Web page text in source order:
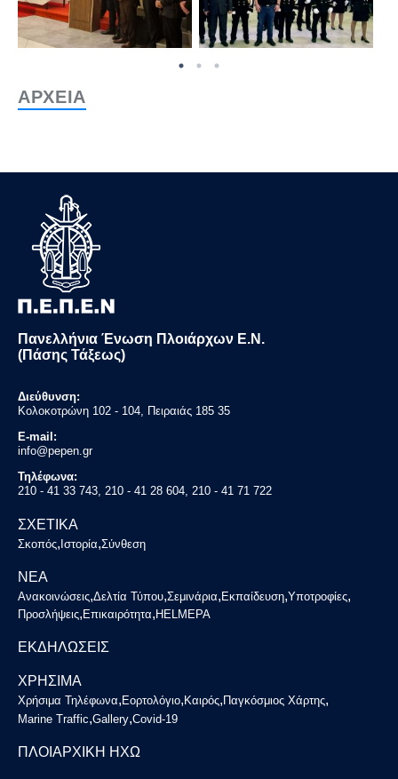
ΑΡΧΕΙΑ
Πανελλήνια Ένωση Πλοιάρχων Ε.Ν.
(Πάσης Τάξεως)
Διεύθυνση:
Κολοκοτρώνη 102 - 104, Πειραιάς 185 35
E-mail:
info@pepen.gr
Τηλέφωνα:
210 - 41 33 743, 210 - 41 28 604, 210 - 41 71 722
ΣΧΕΤΙΚΑ
Σκοπός, Ιστορία,Σύνθεση
ΝΕΑ
Ανακοινώσεις,Δελτία Τύπου,Σεμινάρια,Εκπαίδευση,Υποτροφίες,
Προσλήψεις, Επικαιρότητα, HELMEPA
ΕΚΔΗΛΩΣΕΙΣ
ΧΡΗΣΙΜΑ
Χρήσιμα Τηλέφωνα, Εορτολόγιο, Καιρός, Παγκόσμιος Χάρτης,
Marine Traffic,Gallery,Covid-19
ΠΛΟΙΑΡΧΙΚΗ ΗΧΩ